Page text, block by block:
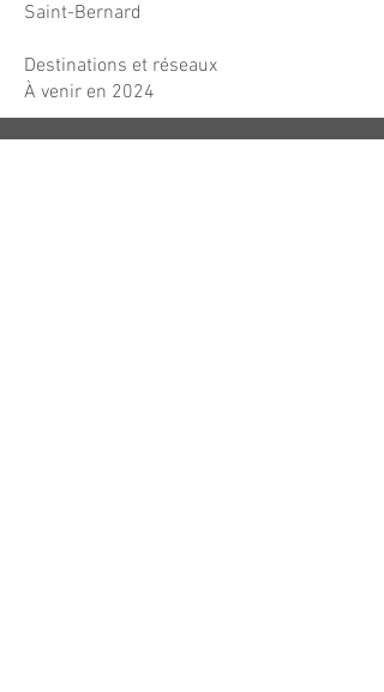
Saint-Bernard
Destinations et réseaux
À venir en 2024